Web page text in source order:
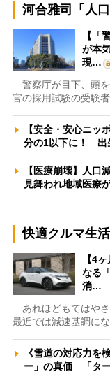
河合雅司「人
【「
が本
現…
警察庁が目下、頭
官の採用試験の受験
【安全・安心ニッ
分の1以下に！ 出
【医療崩壊】人口
見舞われ地域医
快適クルマ生
【4
なる
消…
あれほどもてはやさ
最近では減速基調に
《雪道の対応力を
ー」の真価 「タ